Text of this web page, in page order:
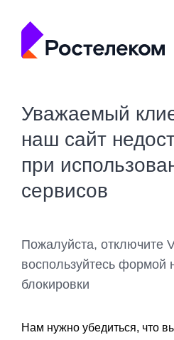
Уважаемый
наш сайт
при
сервисов
Пожалуйста, отключите
воспользуйтесь формой
блокировки
Нам нужно убедиться, что